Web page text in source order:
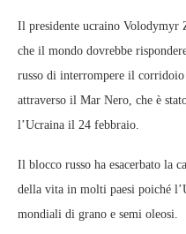
Il presidente ucraino Volodymyr
che il mondo dovrebbe
russo di interrompere il
attraverso il Mar Nero, che è
l’Ucraina il 24 febbraio.
Il blocco russo ha esacerbato la
della vita in molti paesi poiché
mondiali di grano e semi oleosi.